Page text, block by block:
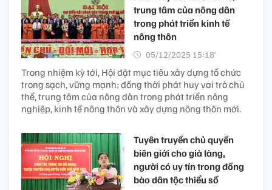
trung tâm của nông dân
trong phát triển kinh tế
nông thôn
05/12/2025 15:18’
Trong nhiệm kỳ tới, Hội đặt mục tiêu xây dựng tổ chức
trong sạch, vững mạnh; đồng thời phát huy vai trò chủ
thể, trung tâm của nông dân trong phát triển nông
nghiệp, kinh tế nông thôn và xây dựng nông thôn mới.
Tuyên truyền chủ quyền
biên giới cho già làng,
người có uy tín trong đồng
bào dân tộc thiểu số